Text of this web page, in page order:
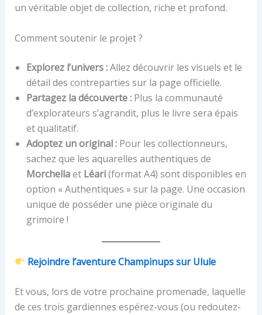
un véritable objet de collection, riche et profond.
Comment soutenir le projet ?
Explorez l’univers :Allez découvrir les visuels et le
détail des contreparties sur la page officielle.
Partagez la découverte :Plus la communauté
d’explorateurs s’agrandit, plus le livre sera épais
et qualitatif.
Adoptez un original :Pour les collectionneurs,
sachez que les aquarelles authentiques de
Morchellaet Léari(format A4) sont disponibles en
option « Authentiques » sur la page. Une occasion
unique de posséder une pièce originale du
grimoire !
Rejoindre l’aventure Champinups sur Ulule
Et vous, lors de votre prochaine promenade, laquelle
de ces trois gardiennes espérez-vous (ou redoutez-